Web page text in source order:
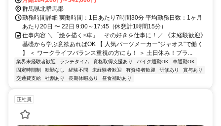
群馬県北群馬郡
勤務時間詳細 実働時間：1日あたり7時間30分 平均勤務日数：1ヶ月
あたり20日 〜 22日 9:00～17:45（休憩計1時間15分）
仕事内容 ＼「絵を描く×車」…その好きを仕事に！／ 《未経験歓迎》
基礎から学ぶ意欲あればOK 【 人気パーツメーカー"ジャオス"で働く
】 ＜ ワークライフバランス重視の方にも！ ＞ 土日休み！プラ...
業界未経験者歓迎 ランチタイム 資格取得支援あり バイク通勤OK
車通勤OK
固定時間制
転勤なし 経験不問 未経験者歓迎 有資格者歓迎 研修あり
賞与あり
交通費支給
社割あり 長期休暇あり 昼食補助あり
正社員